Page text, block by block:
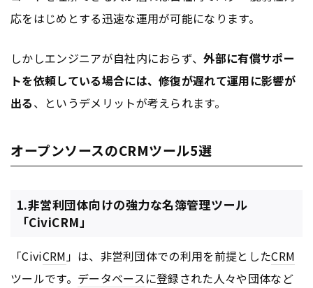
応をはじめとする迅速な運用が可能になります。
しかしエンジニアが自社内におらず、外部に有償サポー
トを依頼している場合には、修復が遅れて運用に影響が
出る、というデメリットが考えられます。
オープンソースのCRMツール5選
1.非営利団体向けの強力な名簿管理ツール
「CiviCRM」
「CiviCRM」は、非営利団体での利用を前提としたCRM
ツールです。 データベースに登録された人々や団体など